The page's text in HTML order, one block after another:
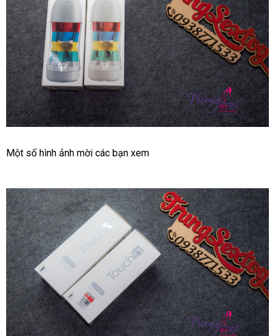
Giúp
Bạn
Vui
Vẻ
Tự
Galaku
Touch
Công
Nghệ
Nhật
Giúp
Bạn
Vui
Vẻ
Một số hình ảnh mời bảng
các bạn xem